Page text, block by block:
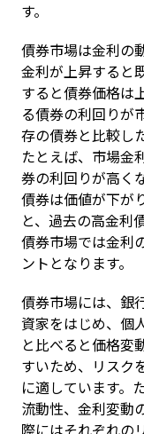
す。
債券市場は金利の
金利が上昇すると
すると債券価格は
る債券の利回りが
存の債券と比較し
たとえば、市場金
券の利回りが高く
債券は価値が下が
と、過去の高金利
債券市場では金利
ントとなります。
債券市場には、銀
資家をはじめ、個
と比べると価格変
すいため、リスク
に適しています。
流動性、金利変動
際にはそれぞれの